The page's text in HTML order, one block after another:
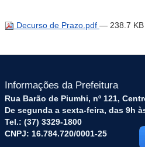
Decurso de Prazo.pdf — 238.7 KB
Informações da Prefeitura
Rua Barão de Piumhi, nº 121,
De segunda a sexta-feira, das 9h
Tel.: (37) 3329-1800
CNPJ: 16.784.720/0001-25